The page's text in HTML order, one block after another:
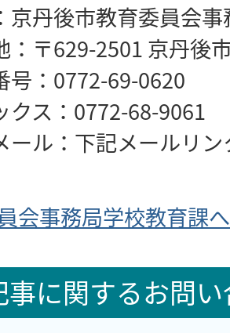
京丹後市教育委員会
：〒629-2501 京丹後
号：0772-69-0620
クス：0772-68-9061
ール：下記メールリ
会事務局学校教育課
事に関するお問